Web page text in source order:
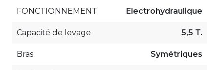
FONCTIONNEMENT Electrohydraulique
Capacité de levage 5,5 T.
Bras Symétriques